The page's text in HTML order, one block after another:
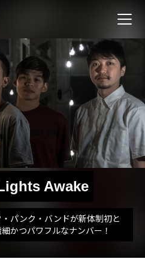
Awake
パンク・バンドが新体制初と
かつパワフルなナンバー！